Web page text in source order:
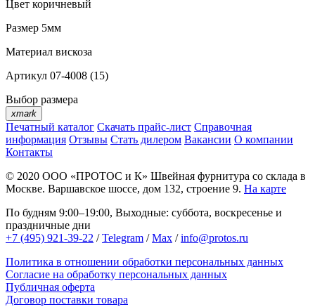
Цвет коричневый
Размер 5мм
Материал вискоза
Артикул 07-4008 (15)
Выбор размера
xmark
Печатный каталог Скачать прайс-лист Справочная
информация Отзывы Стать дилером Вакансии О компании
Контакты
© 2020 ООО «ПРОТОС и К» Швейная фурнитура со склада в
Москве. Варшавское шоссе, дом 132, строение 9. На карте
По будням 9:00–19:00, Выходные: суббота, воскресенье и
праздничные дни
+7 (495) 921-39-22 /Telegram /Max /info@protos.ru
Политика в отношении обработки персональных данных
Согласие на обработку персональных данных
Публичная оферта
Договор поставки товара